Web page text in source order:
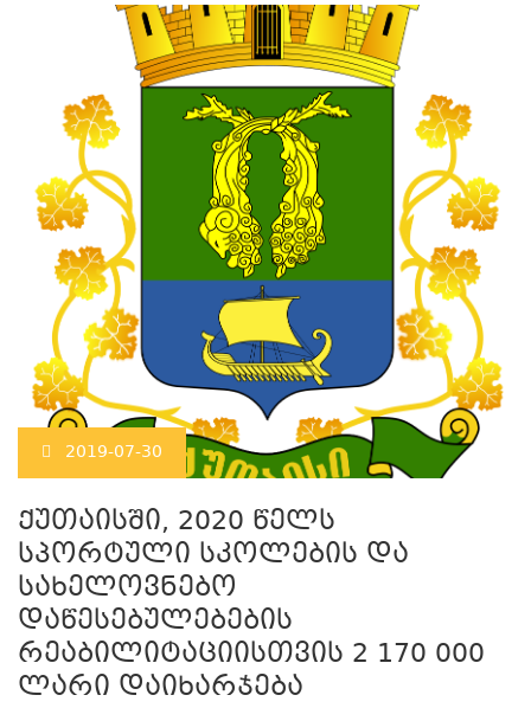
2019-07-30
ქუთაისში, 2020 წელს
სპორტული სკოლების და
სახელოვნებო
დაწესებულებების
რეაბილიტაციისთვის 2 170 000
ლარი დაიხარჯება